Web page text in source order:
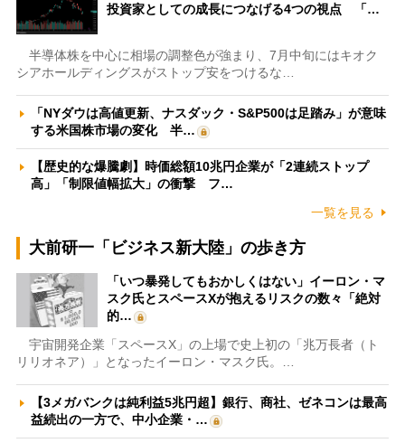
投資家としての成長につなげる4つの視点 「…
半導体株を中心に相場の調整色が強まり、7月中旬にはキオク
シアホールディングスがストップ安をつけるな…
「NYダウは高値更新、ナスダック・S&P500は足踏み」が意味
する米国株市場の変化 半…
【歴史的な爆騰劇】時価総額10兆円企業が「2連続ストップ
高」「制限値幅拡大」の衝撃 フ…
一覧を見る
大前研一「ビジネス新大陸」の歩き方
「いつ暴発してもおかしくはない」イーロン・マ
スク氏とスペースXが抱えるリスクの数々「絶対
的…
宇宙開発企業「スペースX」の上場で史上初の「兆万長者（ト
リリオネア）」となったイーロン・マスク氏。…
【3メガバンクは純利益5兆円超】銀行、商社、ゼネコンは最高
益続出の一方で、中小企業・…